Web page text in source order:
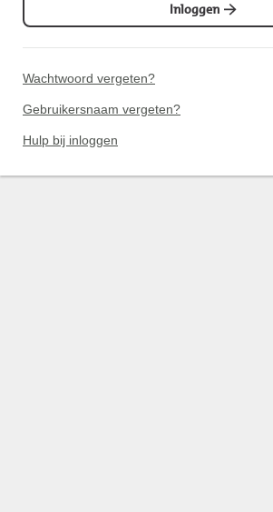
Inloggen
Wachtwoord vergeten?
Gebruikersnaam vergeten?
Hulp bij inloggen